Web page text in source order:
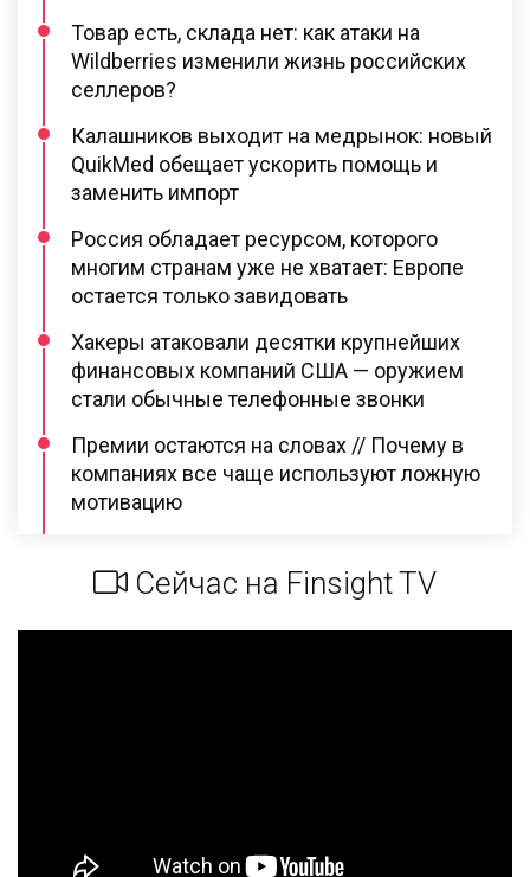
Товар есть, склада нет: как атаки на
Wildberries изменили жизнь российских
селлеров?
Калашников выходит на медрынок: новый
QuikMed обещает ускорить помощь и
заменить импорт
Россия обладает ресурсом, которого
многим странам уже не хватает: Европе
остается только завидовать
Хакеры атаковали десятки крупнейших
финансовых компаний США — оружием
стали обычные телефонные звонки
Премии остаются на словах // Почему в
компаниях все чаще используют ложную
мотивацию
Сейчас на Finsight TV